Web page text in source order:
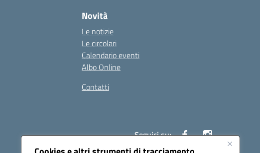
Novità
Le notizie
Le circolari
Calendario eventi
Albo Online
Contatti
Seguici su: